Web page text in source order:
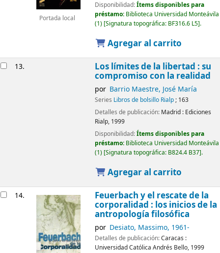
Portada local
Disponibilidad:Ítems disponibles para
préstamo: Biblioteca Universidad Monteávila
(1) Signatura topográfica: BF316.6 L5 .
Agregar al carrito
13. Los límites de la libertad : su
compromiso con la realidad
por Barrio Maestre, José María
Series Libros de bolsillo Rialp; 163
Detalles de publicación: Madrid : Ediciones
Rialp, 1999
Disponibilidad:Ítems disponibles para
préstamo: Biblioteca Universidad Monteávila
(1) Signatura topográfica: B824.4 B37 .
Agregar al carrito
14. Feuerbach y el rescate de la
corporalidad : los inicios de la
antropología filosófica
por Desiato, Massimo, 1961-
Detalles de publicación:Caracas :
Universidad Católica Andrés Bello, 1999